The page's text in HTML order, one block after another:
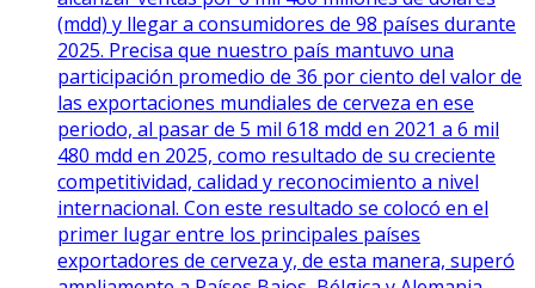
(mdd) y llegar a consumidores de 98 países durante
2025. Precisa que nuestro país mantuvo una
participación promedio de 36 por ciento del valor de
las exportaciones mundiales de cerveza en ese
periodo, al pasar de 5 mil 618 mdd en 2021 a 6 mil
480 mdd en 2025, como resultado de su creciente
competitividad, calidad y reconocimiento a nivel
internacional. Con este resultado se colocó en el
primer lugar entre los principales países
exportadores de cerveza y, de esta manera, superó